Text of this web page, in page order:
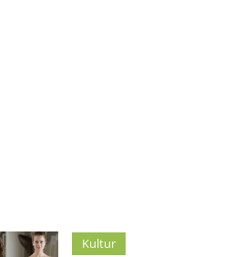
Kultur